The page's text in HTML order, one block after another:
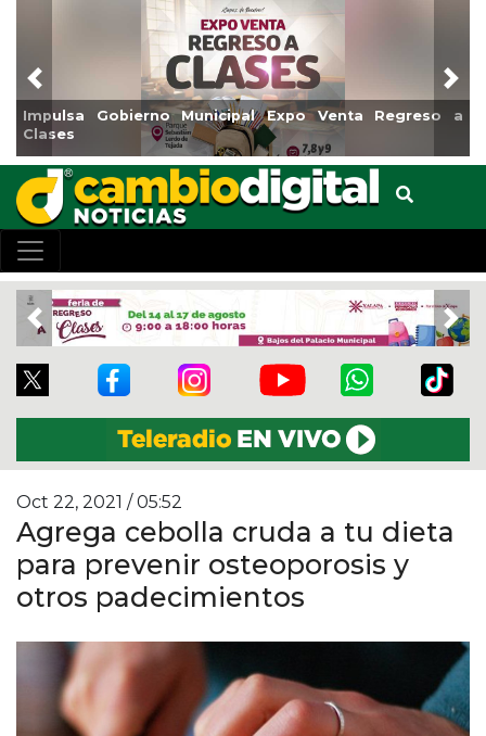
a
Reabrirá Coatzacoalcos la Alberca Semiolímpica
Previous
Previous
Oct 22, 2021 / 05:52
Agrega cebolla cruda a tu dieta
para prevenir osteoporosis y
otros padecimientos